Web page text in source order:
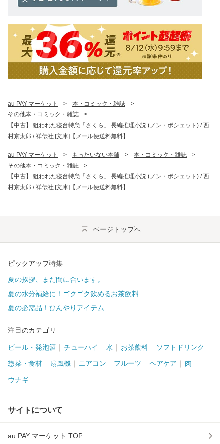
au PAY マーケット > 本・コミック・雑誌
>
その他本・コミック・雑誌
>
【中古】 狙われた寝台特急「さくら」 長編推理小説 (ノン・ポシェット) / 西
村京太郎 / 祥伝社 [文庫]【メール便送料無料】
au PAY マーケット > もったいない本舗 > 本・コミック・雑誌
>
その他本・コミック・雑誌
>
【中古】 狙われた寝台特急「さくら」 長編推理小説 (ノン・ポシェット) / 西
村京太郎 / 祥伝社 [文庫]【メール便送料無料】
ページトップへ
ピックアップ特集
夏の挨拶、まだ間に合います。
夏の水分補給に！ゴクゴク飲めるお茶飲料
夏の必需品！ひんやりアイテム
注目のカテゴリ
ビール・発泡酒 チューハイ 水 お茶飲料 ソフトドリンク
惣菜・食材 扇風機 エアコン フルーツ ヘアケア 肉
ウナギ
サイトについて
au PAY マーケット TOP